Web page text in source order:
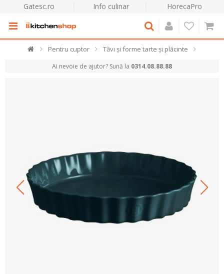
Gatesc.ro Info culinar HorecaPro
Pentru cuptor Tăvi și forme tarte și plăcinte
Ai nevoie de ajutor? Sună la 0314.08.88.88